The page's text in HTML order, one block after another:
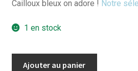
Cailloux bleux on adore ! Notre
1 en stock
Ajouter au panier